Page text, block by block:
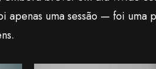
apenas uma sessão — foi